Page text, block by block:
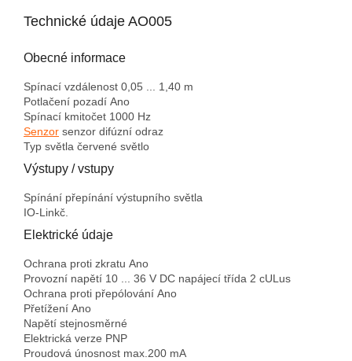
Technické údaje AO005
Obecné informace
Spínací vzdálenost 0,05 ... 1,40 m
Potlačení pozadí Ano
Spínací kmitočet 1000 Hz
Senzor senzor difúzní odraz
Typ světla červené světlo
Výstupy / vstupy
Spínání přepínání výstupního světla
IO-Linkč.
Elektrické údaje
Ochrana proti zkratu Ano
Provozní napětí 10 ... 36 V DC napájecí třída 2 cULus
Ochrana proti přepólování Ano
Přetížení Ano
Napětí stejnosměrné
Elektrická verze PNP
Proudová únosnost max.200 mA